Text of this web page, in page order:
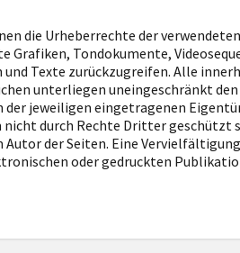
die Urheberrechte der
Grafiken, Tondokumente,
Texte zurückzugreifen. Alle
unterliegen uneingeschränkt
jeweiligen eingetragenen
nicht durch Rechte Dritter
der Seiten. Eine
oder gedruckten